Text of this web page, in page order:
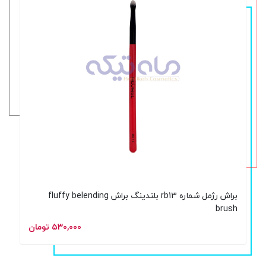
براش رژمل شماره rb13 بلندینگ براش fluffy belending
brush
۵۳۰,۰۰۰ تومان